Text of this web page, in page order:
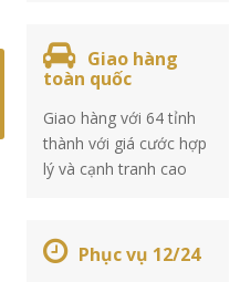
Giao hàng
toàn quốc
Giao hàng với 64 tỉnh
thành với giá cước hợp
lý và cạnh tranh cao
Phục vụ 12/24